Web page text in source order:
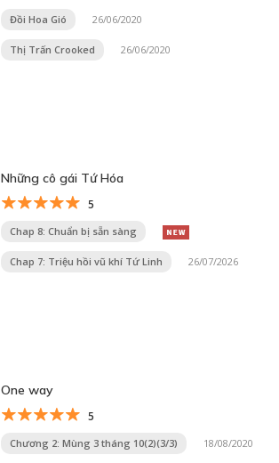
Đồi Hoa Gió 26/06/2020
Thị Trấn Crooked 26/06/2020
Những cô gái Tứ Hóa
5
Chap 8: Chuẩn bị sẵn sàng
Chap 7: Triệu hồi vũ khí Tứ Linh 26/07/2026
One way
5
Chương 2: Mùng 3 tháng 10(2)(3/3) 18/08/2020